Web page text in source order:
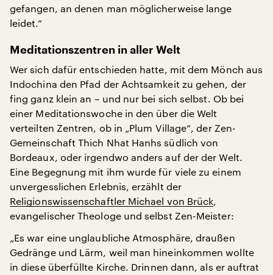
gefangen, an denen man möglicherweise lange
leidet.“
Meditationszentren in aller Welt
Wer sich dafür entschieden hatte, mit dem Mönch aus
Indochina den Pfad der Achtsamkeit zu gehen, der
fing ganz klein an – und nur bei sich selbst. Ob bei
einer Meditationswoche in den über die Welt
verteilten Zentren, ob in „Plum Village“, der Zen-
Gemeinschaft Thich Nhat Hanhs südlich von
Bordeaux, oder irgendwo anders auf der der Welt.
Eine Begegnung mit ihm wurde für viele zu einem
unvergesslichen Erlebnis, erzählt der
Religionswissenschaftler Michael von Brück,
evangelischer Theologe und selbst Zen-Meister:
„Es war eine unglaubliche Atmosphäre, draußen
Gedränge und Lärm, weil man hineinkommen wollte
in diese überfüllte Kirche. Drinnen dann, als er auftrat